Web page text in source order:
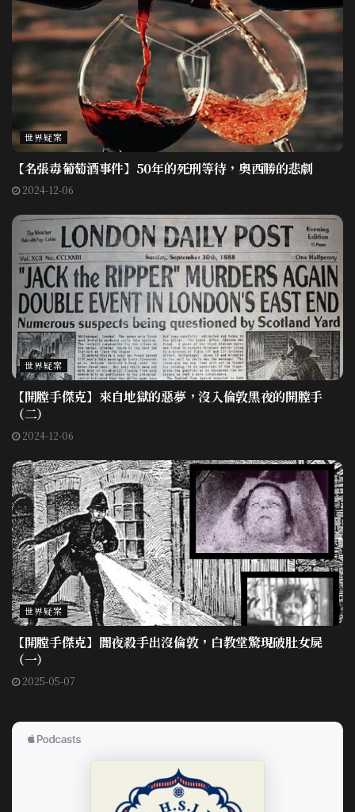
世界疑案
【名張毒葡萄酒事件】50年的死刑等待，奧西勝的悲劇
2024-12-06
世界疑案
【開膛手傑克】來自地獄的惡夢，沒入倫敦黑夜的開膛手
（二）
2024-12-06
世界疑案
【開膛手傑克】闇夜殺手出沒倫敦，白教堂驚現破肚女屍
（一）
2025-05-07